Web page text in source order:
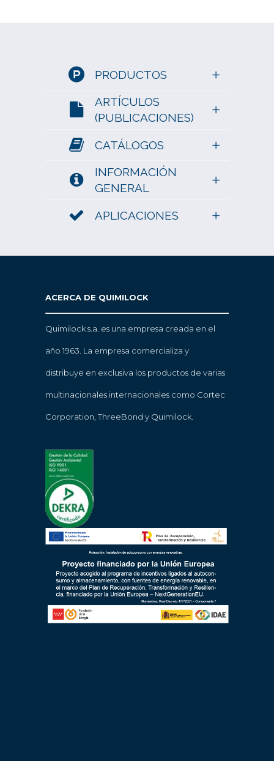
PRODUCTOS
ARTÍCULOS
(PUBLICACIONES)
CATÁLOGOS
INFORMACIÓN
GENERAL
APLICACIONES
ACERCA DE QUIMILOCK
Quimilock s.a. es una empresa creada en el
año 1963. La empresa comercializa y
distribuye en exclusiva los productos de varias
multinacionales internacionales como Cortec
Corporation, ThreeBond y Quimilock.